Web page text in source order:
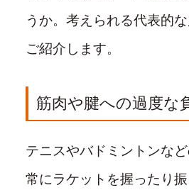
うか。考えられる代表的
ご紹介します。
筋肉や腱への過度な
テニスやバドミントンなど
常にラケットを握ったり